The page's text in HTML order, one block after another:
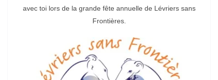
avec toi lors de la grande fête annuelle de Lévriers sans
Frontières.